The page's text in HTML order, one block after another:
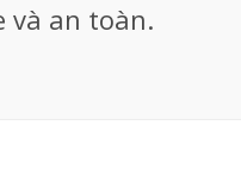
và an toàn.